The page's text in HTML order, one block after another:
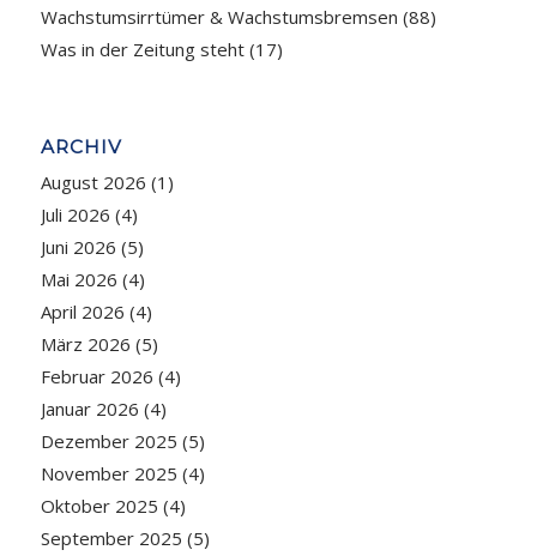
Wachstumsirrtümer & Wachstumsbremsen (88)
Was in der Zeitung steht(17)
ARCHIV
August 2026 (1)
Juli 2026 (4)
Juni 2026 (5)
Mai 2026 (4)
April 2026 (4)
März 2026 (5)
Februar 2026 (4)
Januar 2026 (4)
Dezember 2025 (5)
November 2025 (4)
Oktober 2025 (4)
September 2025 (5)